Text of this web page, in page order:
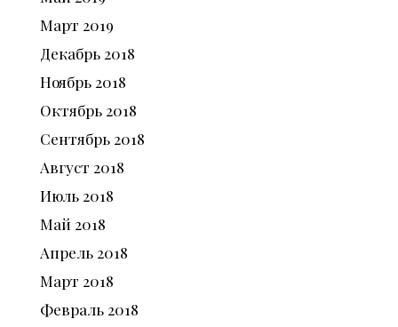
Март 2019
Декабрь 2018
Ноябрь 2018
Октябрь 2018
Сентябрь 2018
Август 2018
Июль 2018
Май 2018
Апрель 2018
Март 2018
Февраль 2018